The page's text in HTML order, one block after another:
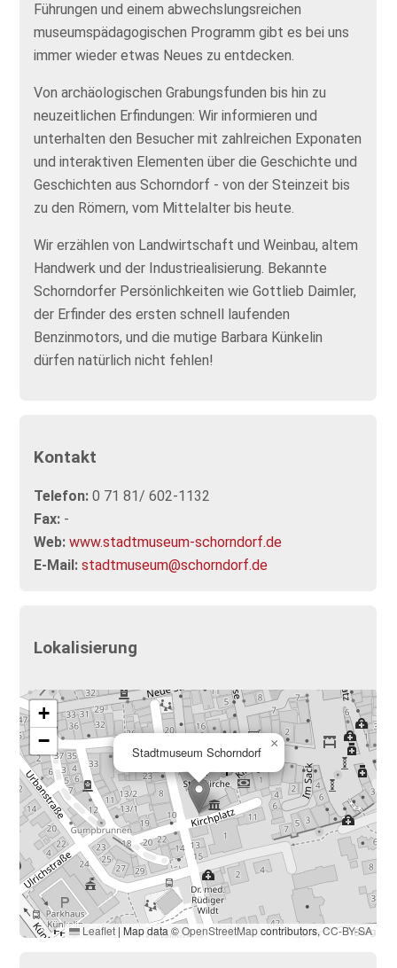
Führungen und einem abwechslungsreichen
museumspädagogischen Programm gibt es bei uns
immer wieder etwas Neues zu entdecken.
Von archäologischen Grabungsfunden bis hin zu
neuzeitlichen Erfindungen: Wir informieren und
unterhalten den Besucher mit zahlreichen Exponaten
und interaktiven Elementen über die Geschichte und
Geschichten aus Schorndorf - von der Steinzeit bis
zu den Römern, vom Mittelalter bis heute.
Wir erzählen von Landwirtschaft und Weinbau, altem
Handwerk und der Industriealisierung. Bekannte
Schorndorfer Persönlichkeiten wie Gottlieb Daimler,
der Erfinder des ersten schnell laufenden
Benzinmotors, und die mutige Barbara Künkelin
dürfen natürlich nicht fehlen!
Kontakt
Telefon: 0 71 81/ 602-1132
Fax: -
Web: www.stadtmuseum-schorndorf.de
E-Mail: stadtmuseum@schorndorf.de
Lokalisierung
Stadtmuseum Schorndorf
×
+
−
Leaflet | Map data ©OpenStreetMapcontributors,CC-BY-SA